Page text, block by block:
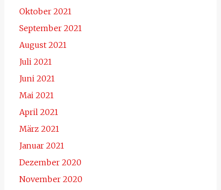
Oktober 2021
September 2021
August 2021
Juli 2021
Juni 2021
Mai 2021
April 2021
März 2021
Januar 2021
Dezember 2020
November 2020